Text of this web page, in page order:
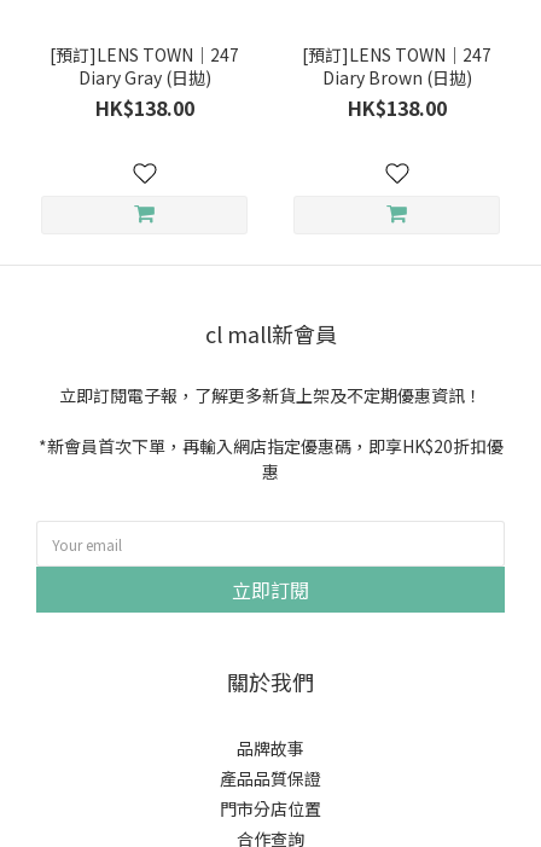
[預訂]LENS TOWN｜247
Diary Gray (日拋)
HK$138.00
[預訂]LENS TOWN｜247
Diary Brown (日拋)
HK$138.00
cl mall新會員
立即訂閱電子報，了解更多新貨上架及不定期優惠資訊！
*新會員首次下單，再輸入網店指定優惠碼，即享HK$20折扣優
惠
立即訂閱
關於我們
品牌故事
產品品質保證
門市分店位置
合作查詢